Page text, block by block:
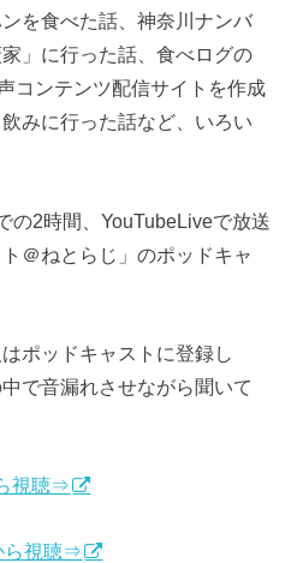
を食べた話、神奈川ナンバ
」に行った話、食べログの
コンテンツ配信サイトを作成
みに行った話など、いろい
の2時間、YouTubeLiveで放送
＠ねとらじ」のポッドキャ
ポッドキャストに登録し
で音漏れさせながら聞いて
視聴⇒
ら視聴⇒